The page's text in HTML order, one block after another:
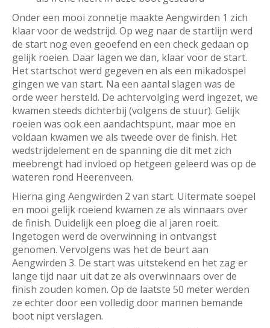
Onder een mooi zonnetje maakte Aengwirden 1 zich
klaar voor de wedstrijd. Op weg naar de startlijn werd
de start nog even geoefend en een check gedaan op
gelijk roeien. Daar lagen we dan, klaar voor de start.
Het startschot werd gegeven en als een mikadospel
gingen we van start. Na een aantal slagen was de
orde weer hersteld. De achtervolging werd ingezet, we
kwamen steeds dichterbij (volgens de stuur). Gelijk
roeien was ook een aandachtspunt, maar moe en
voldaan kwamen we als tweede over de finish. Het
wedstrijdelement en de spanning die dit met zich
meebrengt had invloed op hetgeen geleerd was op de
wateren rond Heerenveen.
Hierna ging Aengwirden 2 van start. Uitermate soepel
en mooi gelijk roeiend kwamen ze als winnaars over
de finish. Duidelijk een ploeg die al jaren roeit.
Ingetogen werd de overwinning in ontvangst
genomen. Vervolgens was het de beurt aan
Aengwirden 3. De start was uitstekend en het zag er
lange tijd naar uit dat ze als overwinnaars over de
finish zouden komen. Op de laatste 50 meter werden
ze echter door een volledig door mannen bemande
boot nipt verslagen.